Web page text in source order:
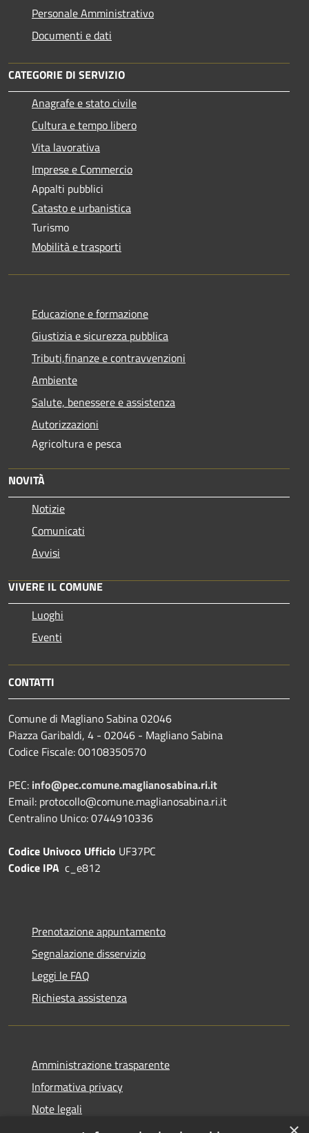
Personale Amministrativo
Documenti e dati
CATEGORIE DI SERVIZIO
Anagrafe e stato civile
Cultura e tempo libero
Vita lavorativa
Imprese e Commercio
Appalti pubblici
Catasto e urbanistica
Turismo
Mobilità e trasporti
Educazione e formazione
Giustizia e sicurezza pubblica
Tributi,finanze e contravvenzioni
Ambiente
Salute, benessere e assistenza
Autorizzazioni
Agricoltura e pesca
NOVITÀ
Notizie
Comunicati
Avvisi
VIVERE IL COMUNE
Luoghi
Eventi
CONTATTI
Comune di Magliano Sabina 02046
Piazza Garibaldi, 4 - 02046 - Magliano Sabina
Codice Fiscale: 00108350570
PEC: info@pec.comune.maglianosabina.ri.it
Email: protocollo@comune.maglianosabina.ri.it
Centralino Unico: 0744910336
Codice Univoco Ufficio UF37PC
Codice IPA c_e812
Prenotazione appuntamento
Segnalazione disservizio
Leggi le FAQ
Richiesta assistenza
Amministrazione trasparente
Informativa privacy
Note legali